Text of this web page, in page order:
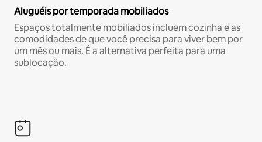
Aluguéis por temporada mobiliados
Espaços totalmente mobiliados incluem cozinha e as
comodidades de que você precisa para viver bem por
um mês ou mais. É a alternativa perfeita para uma
sublocação.